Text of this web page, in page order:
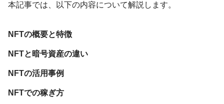
本記事では、以下の内容について解説します。
NFTの概要と特徴
NFTと暗号資産の違い
NFTの活用事例
NFTでの稼ぎ方